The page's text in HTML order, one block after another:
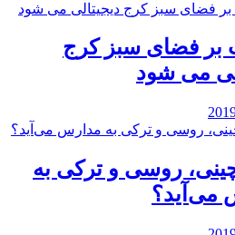
بر فضای سبز کرج
می شود
روسی و ترکی به
می‌آید؟